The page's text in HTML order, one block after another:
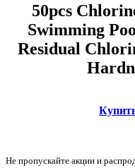
50pcs
Swimming
Residual
Не пропускайте акции и